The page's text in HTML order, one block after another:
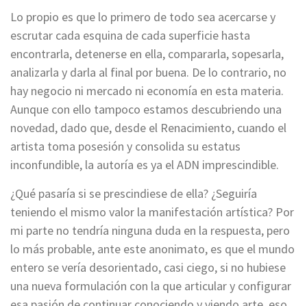
Lo propio es que lo primero de todo sea acercarse y
escrutar cada esquina de cada superficie hasta
encontrarla, detenerse en ella, compararla, sopesarla,
analizarla y darla al final por buena. De lo contrario, no
hay negocio ni mercado ni economía en esta materia.
Aunque con ello tampoco estamos descubriendo una
novedad, dado que, desde el Renacimiento, cuando el
artista toma posesión y consolida su estatus
inconfundible, la autoría es ya el ADN imprescindible.
¿Qué pasaría si se prescindiese de ella? ¿Seguiría
teniendo el mismo valor la manifestación artística? Por
mi parte no tendría ninguna duda en la respuesta, pero
lo más probable, ante este anonimato, es que el mundo
entero se vería desorientado, casi ciego, si no hubiese
una nueva formulación con la que articular y configurar